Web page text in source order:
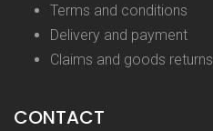
Terms and conditions
Delivery and payment
Claims and goods returns
CONTACT